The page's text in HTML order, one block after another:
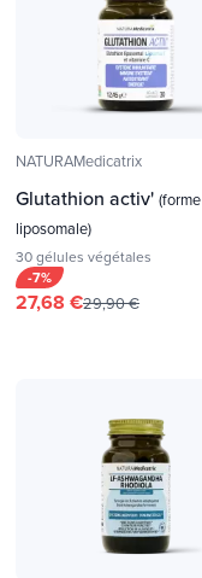
NATURAMedicatrix
Glutathion activ' (forme
liposomale)
30 gélules végétales
-7%
27,68 €29,90 €